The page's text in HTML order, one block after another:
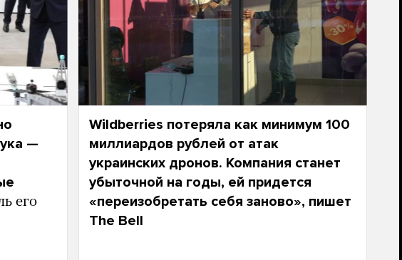
—
его
Wildberries потеряла как минимум 100
миллиардов рублей от атак
украинских дронов. Компания станет
убыточной на годы, ей придется
«переизобретать себя заново», пишет
The Bell